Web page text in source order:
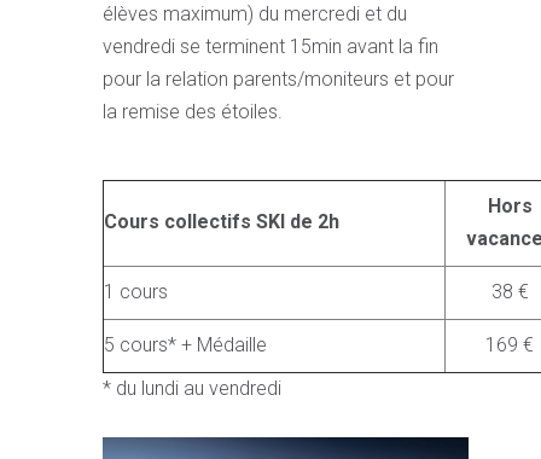
élèves maximum) du mercredi et du
vendredi se terminent 15min avant la fin
pour la relation parents/moniteurs et pour
la remise des étoiles.
Cours collectifs SKI de 2h
Hors
1 cours 38 €
5 cours* + Médaille
169 €
* du lundi au vendredi